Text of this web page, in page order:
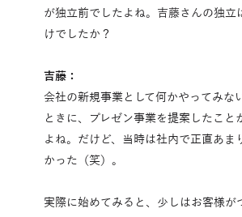
が独立前でしたよね。吉藤さんの独立
けでしたか？
吉藤：
会社の新規事業として何かやってみな
ときに、プレゼン事業を提案したこと
よね。だけど、当時は社内で正直あま
かった（笑）。
実際に始めてみると、少しはお客様が